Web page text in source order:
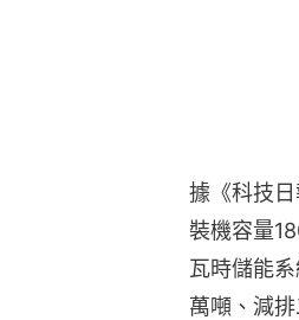
據《科技
裝機容量
瓦時儲能
萬噸、減